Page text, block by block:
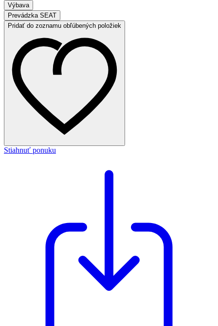
Výbava
Prevádzka SEAT
Pridať do zoznamu obľúbených položiek
Stiahnuť ponuku